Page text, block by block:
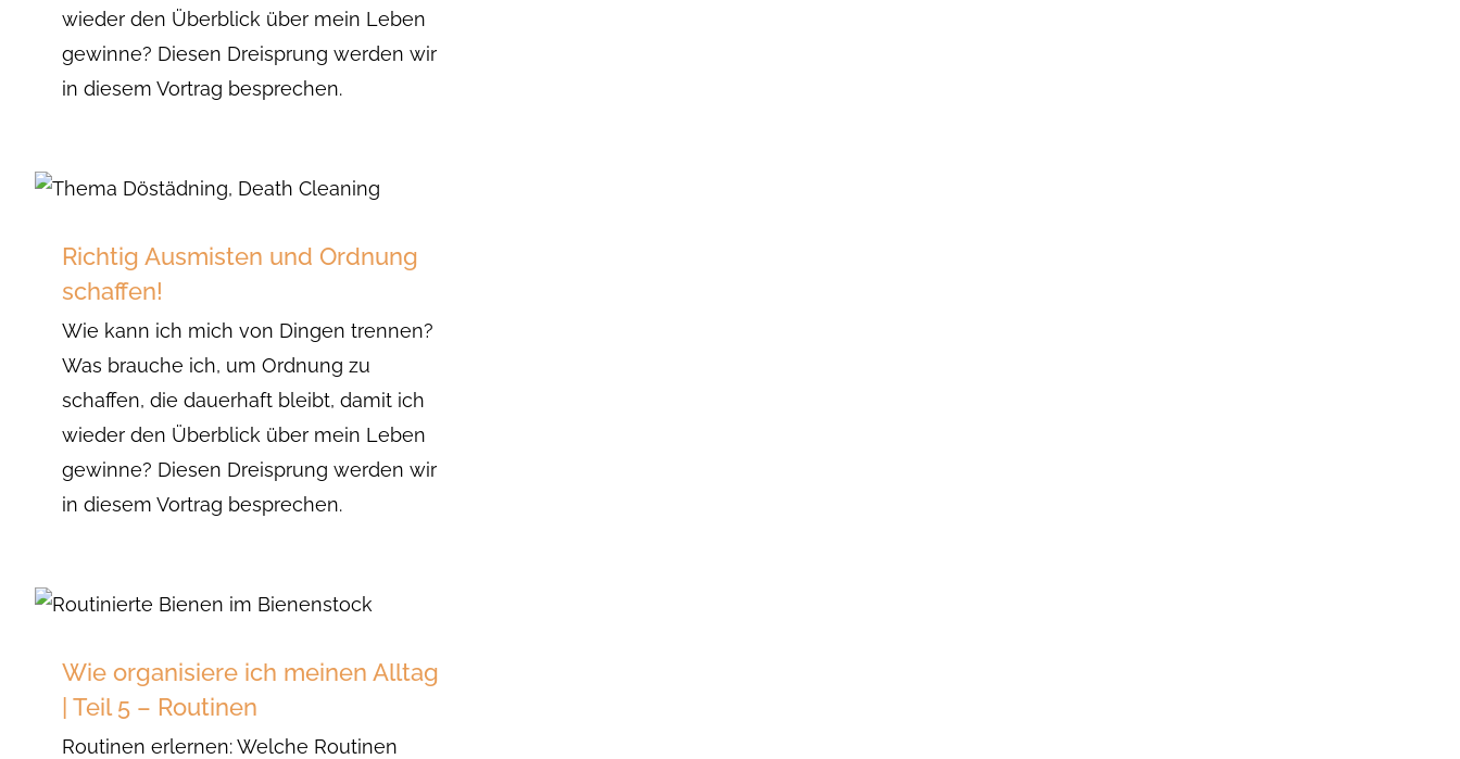
wieder den Überblick über mein Leben
gewinne? Diesen Dreisprung werden wir
in diesem Vortrag besprechen.
Richtig Ausmisten und Ordnung
schaffen!
Wie kann ich mich von Dingen trennen?
Was brauche ich, um Ordnung zu
schaffen, die dauerhaft bleibt, damit ich
wieder den Überblick über mein Leben
gewinne? Diesen Dreisprung werden wir
in diesem Vortrag besprechen.
Wie organisiere ich meinen Alltag
| Teil 5 – Routinen
Routinen erlernen: Welche Routinen